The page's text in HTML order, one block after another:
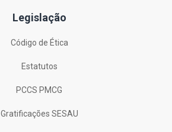
Legislação
Código de Ética
Estatutos
PCCS PMCG
Gratificações SESAU